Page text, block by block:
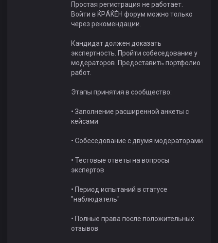
Простая регистрация не работает.
Войти в ЌРÁЌÉH форум можно только
через рекомендации.
Кандидат должен доказать
экспертность. Пройти собеседование у
модераторов. Предоставить портфолио
работ.
Этапы принятия в сообщество:
• Заполнение расширенной анкеты с
кейсами
• Собеседование с двумя модераторами
• Тестовые ответы на вопросы
экспертов
• Период испытаний в статусе
"наблюдатель"
• Полные права после положительных
отзывов